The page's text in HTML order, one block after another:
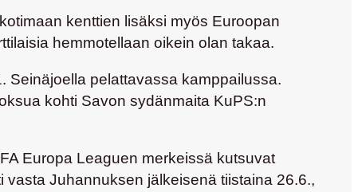
kenttien lisäksi myös Euroopan
hemmotellaan oikein olan takaa.
Seinäjoella pelattavassa kamppailussa.
kohti Savon sydänmaita KuPS:n
Europa Leaguen merkeissä kutsuvat
Juhannuksen jälkeisenä tiistaina 26.6.,